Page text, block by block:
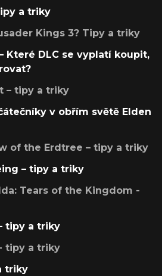
a triky
Kings 3? Tipy a triky
Které DLC se vyplatí koupit,
– tipy a triky
v obřím světě Elden
of the Erdtree – tipy a triky
– tipy a triky
Tears of the Kingdom -
tipy a triky
tipy a triky
triky